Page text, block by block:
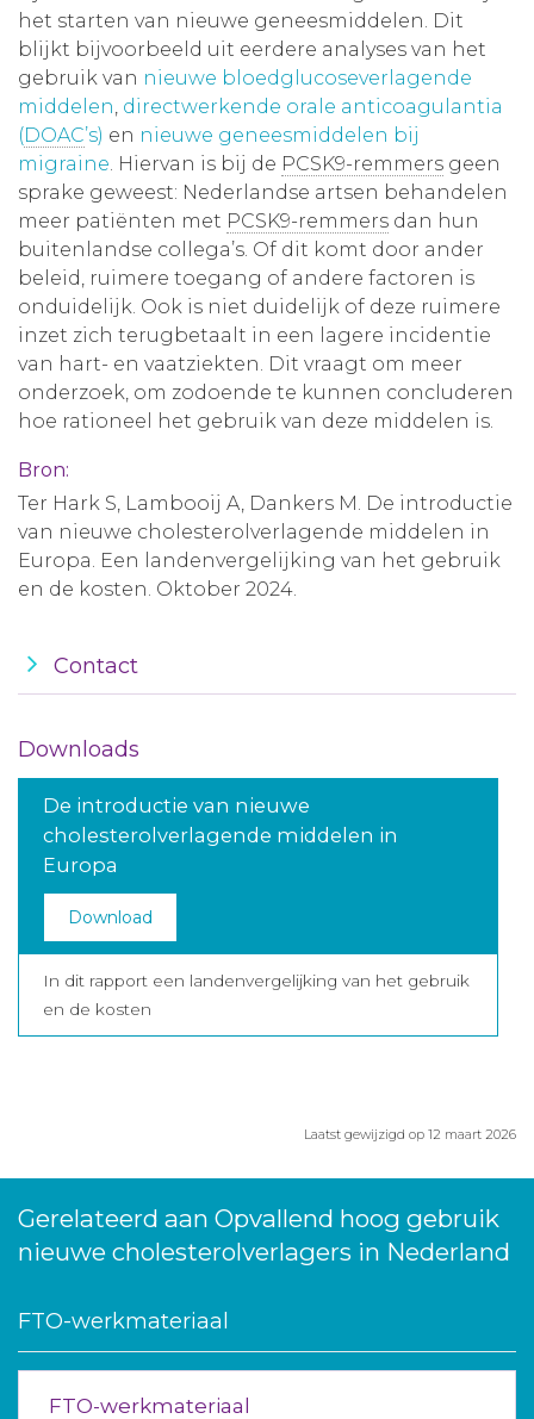
het starten van nieuwe geneesmiddelen. Dit
blijkt bijvoorbeeld uit eerdere analyses van het
gebruik van nieuwe bloedglucoseverlagende
middelen, directwerkende orale anticoagulantia
(DOAC’s) en nieuwe geneesmiddelen bij
migraine. Hiervan is bij de PCSK9-remmers geen
sprake geweest: Nederlandse artsen behandelen
meer patiënten met PCSK9-remmers dan hun
buitenlandse collega’s. Of dit komt door ander
beleid, ruimere toegang of andere factoren is
onduidelijk. Ook is niet duidelijk of deze ruimere
inzet zich terugbetaalt in een lagere incidentie
van hart- en vaatziekten. Dit vraagt om meer
onderzoek, om zodoende te kunnen concluderen
hoe rationeel het gebruik van deze middelen is.
Bron:
Ter Hark S, Lambooij A, Dankers M. De introductie
van nieuwe cholesterolverlagende middelen in
Europa. Een landenvergelijking van het gebruik
en de kosten. Oktober 2024.
Contact
Downloads
De introductie van nieuwe
cholesterolverlagende middelen in
Europa
Download
In dit rapport een landenvergelijking van het gebruik
en de kosten
Laatst gewijzigd op 12 maart 2026
Gerelateerd aan Opvallend hoog gebruik
nieuwe cholesterolverlagers in Nederland
FTO-werkmateriaal
FTO-werkmateriaal